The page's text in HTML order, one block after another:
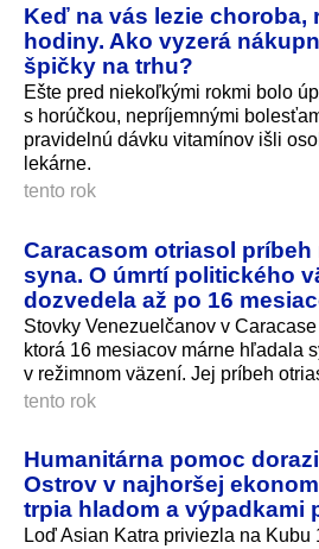
Keď na vás lezie choroba,
hodiny. Ako vyzerá
špičky na trhu?
Ešte pred niekoľkými rokmi bolo
s horúčkou, nepríjemnými
pravidelnú dávku vitamínov išli
lekárne.
tento rok
Caracasom otriasol
syna. O úmrtí politického
dozvedela až po 16
Stovky Venezuelčanov v
ktorá 16 mesiacov márne hľadala
v režimnom väzení. Jej príbeh
tento rok
Humanitárna pomoc
Ostrov v najhoršej
trpia hladom a výpadkami
Loď Asian Katra priviezla na Kubu